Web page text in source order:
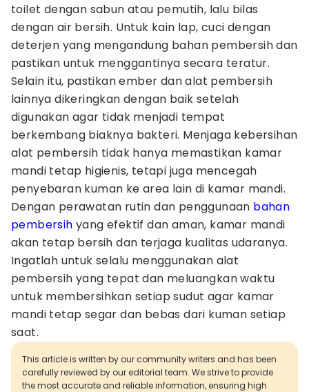
toilet dengan sabun atau pemutih, lalu bilas
dengan air bersih. Untuk kain lap, cuci dengan
deterjen yang mengandung bahan pembersih dan
pastikan untuk menggantinya secara teratur.
Selain itu, pastikan ember dan alat pembersih
lainnya dikeringkan dengan baik setelah
digunakan agar tidak menjadi tempat
berkembang biaknya bakteri. Menjaga kebersihan
alat pembersih tidak hanya memastikan kamar
mandi tetap higienis, tetapi juga mencegah
penyebaran kuman ke area lain di kamar mandi.
Dengan perawatan rutin dan penggunaan bahan
pembersih yang efektif dan aman, kamar mandi
akan tetap bersih dan terjaga kualitas udaranya.
Ingatlah untuk selalu menggunakan alat
pembersih yang tepat dan meluangkan waktu
untuk membersihkan setiap sudut agar kamar
mandi tetap segar dan bebas dari kuman setiap
saat.
This article is written by our community writers and has been
carefully reviewed by our editorial team. We strive to provide
the most accurate and reliable information, ensuring high